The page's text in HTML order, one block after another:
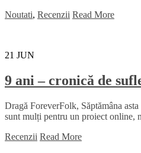
Noutati, Recenzii Read More
21 JUN
9 ani – cronică de
Dragă ForeverFolk, Săptămâna
sunt mulți pentru un proiect online,
Recenzii Read More